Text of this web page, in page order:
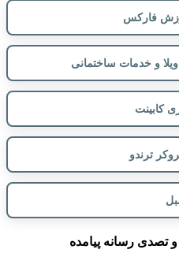
فارکس
و خدمات ساختمانی
کابینت
ترندو
تصدی رسانه پیامده